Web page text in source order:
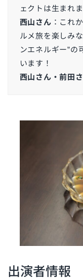
ェクトは生まれま
西山さん ：これ
ルメ旅を楽しみ
ンエネルギー”の
います！
西山さん・前田
出演者情報